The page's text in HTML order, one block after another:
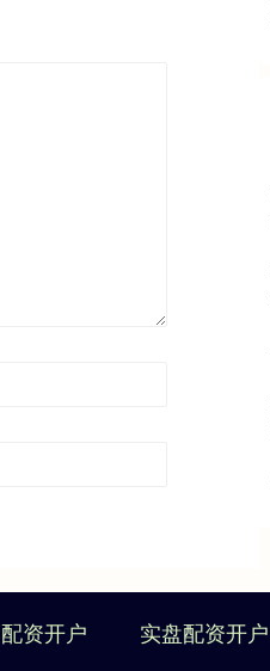
配资开户 实盘配资开户